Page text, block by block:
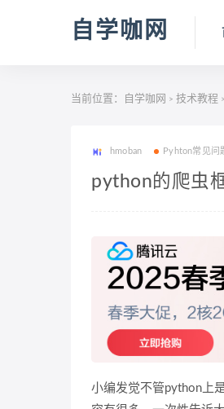
自学咖网
当前位置： 自学咖网 > 技术教程 >
hmoban Pyhton常见问
python的爬虫
小编发觉不管python上